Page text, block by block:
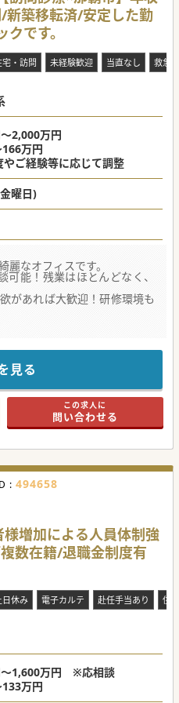
、より一層柔軟に診療所全体
の採用を進めています。
築移転済/安定した勤
です。
宅・訪問 未経験歓迎 当直なし 救急
2,000万円
万円
ご経験等に応じて調整
曜日)
なオフィスです。
能！残業はほとんどなく、
があれば大歓迎！研修環境も
、お車での通勤も可能でアク
です。
万円以上の提示も可能でござ
おりますので安心したご勤務
お問合せください！
見る
この求人に
問い合わせる
: 494658
増加による人員体制強
数在籍/退職金制度有
日休み 電子カルテ 赴任手当あり 住
～1,600万円 ※応相談
万円